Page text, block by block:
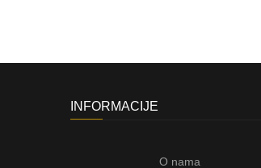
INFORMACIJE
O nama